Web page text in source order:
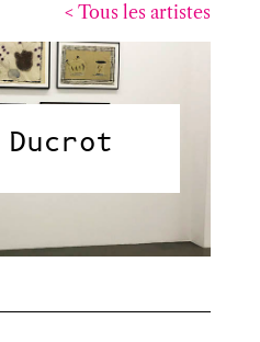
< Tous les artistes